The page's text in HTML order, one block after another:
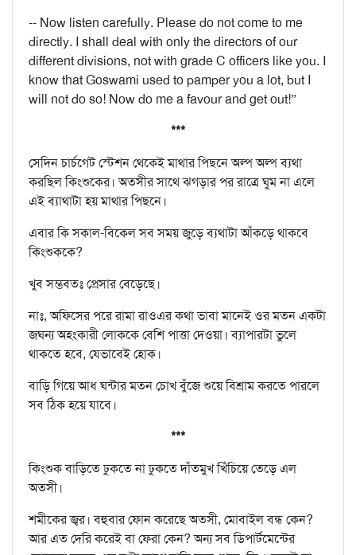
-- Now listen carefully. Please do not come to me
directly. I shall deal with only the directors of our
different divisions, not with grade C officers like you. I
know that Goswami used to pamper you a lot, but I
will not do so! Now do me a favour and get out!”
***
সেদিন চার্চগেট স্টেশন থেকেই মাথার পিছনে অল্প অল্প ব্যথা
করছিল কিংশুকের। অতসীর সাথে ঝগড়ার পর রাত্রে ঘুম না এলে
এই ব্যাথাটা হয় মাথার পিছনে।
এবার কি সকাল-বিকেল সব সময় জুড়ে ব্যথাটা আঁকড়ে থাকবে
কিংশুককে?
খুব সম্ভবতঃ প্রেসার বেড়েছে।
নাঃ, অফিসের পরে রামা রাওএর কথা ভাবা মানেই ওর মতন একটা
জঘন্য অহংকারী লোককে বেশি পাত্তা দেওয়া। ব্যাপারটা ভুলে
থাকতে হবে, যেভাবেই হোক।
বাড়ি গিয়ে আধ ঘন্টার মতন চোখ বুঁজে শুয়ে বিশ্রাম করতে পারলে
সব ঠিক হয়ে যাবে।
***
কিংশুক বাড়িতে ঢুকতে না ঢুকতে দাঁতমুখ খিঁচিয়ে তেড়ে এল
অতসী।
শমীকের জ্বর। বহুবার ফোন করেছে অতসী, মোবাইল বন্ধ কেন?
আর এত দেরি করেই বা ফেরা কেন? অন্য সব ডিপার্টমেন্টের